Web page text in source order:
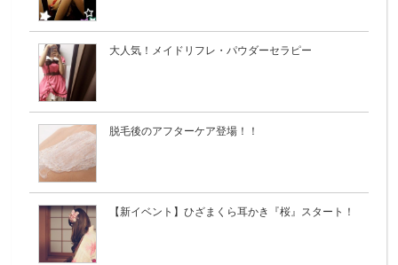
大人気！メイドリフレ・パウダーセラピー
脱毛後のアフターケア登場！！
【新イベント】ひざまくら耳かき『桜』スタート！